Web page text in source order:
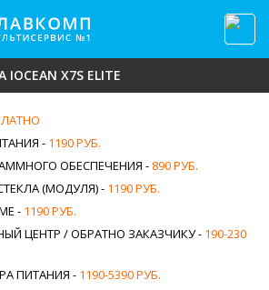
X7S ELITE
- 1190 РУБ.
ОБЕСПЕЧЕНИЯ - 890 РУБ.
(МОДУЛЯ) - 1190 РУБ.
- 1190 РУБ.
ЦЕНТР / ОБРАТНО ЗАКАЗЧИКУ - 190-230
ПИТАНИЯ - 1190-5390 РУБ.